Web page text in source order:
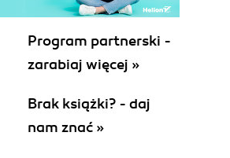
Transponuj
Elementy
Wygładź ciągłość
Rozbij
Pozycjonowanie części
Program partnerski -
zarabiaj więcej »
Brak książki? - daj
nam znać »